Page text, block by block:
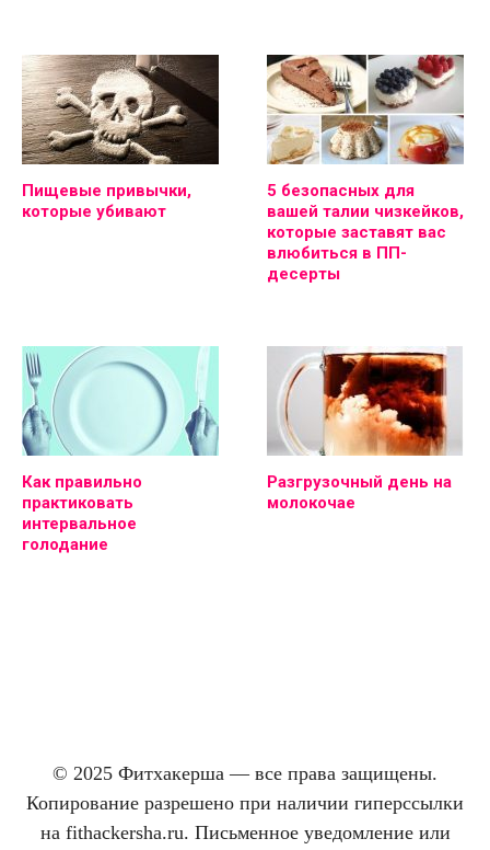
Пищевые привычки,
которые убивают
5 безопасных для
вашей талии чизкейков,
которые заставят вас
влюбиться в ПП-
десерты
Как правильно
практиковать
интервальное
голодание
Разгрузочный день на
молокочае
© 2025 Фитхакерша — все права защищены.
Копирование разрешено при наличии гиперссылки
на fithackersha.ru. Письменное уведомление или